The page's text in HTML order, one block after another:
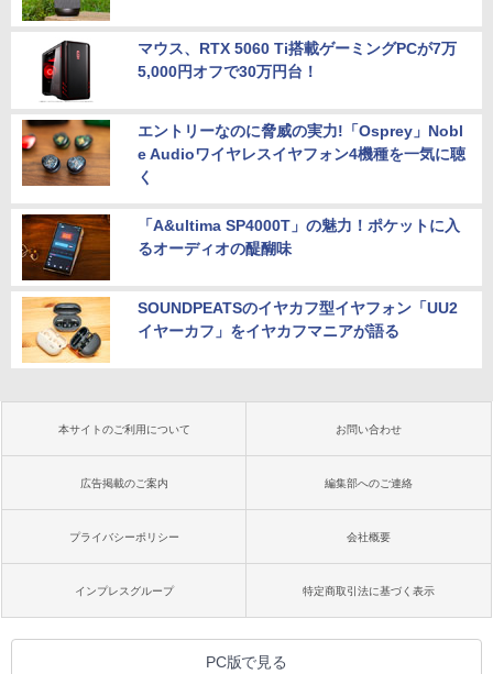
マウス、RTX 5060 Ti搭載ゲーミングPCが7万
5,000円オフで30万円台！
エントリーなのに脅威の実力!「Osprey」Nobl
e Audioワイヤレスイヤフォン4機種を一気に聴
く
「A&ultima SP4000T」の魅力！ポケットに入
るオーディオの醍醐味
SOUNDPEATSのイヤカフ型イヤフォン「UU2
イヤーカフ」をイヤカフマニアが語る
本サイトのご利用について お問い合わせ
広告掲載のご案内 編集部へのご連絡
プライバシーポリシー 会社概要
インプレスグループ 特定商取引法に基づく表示
PC版で見る